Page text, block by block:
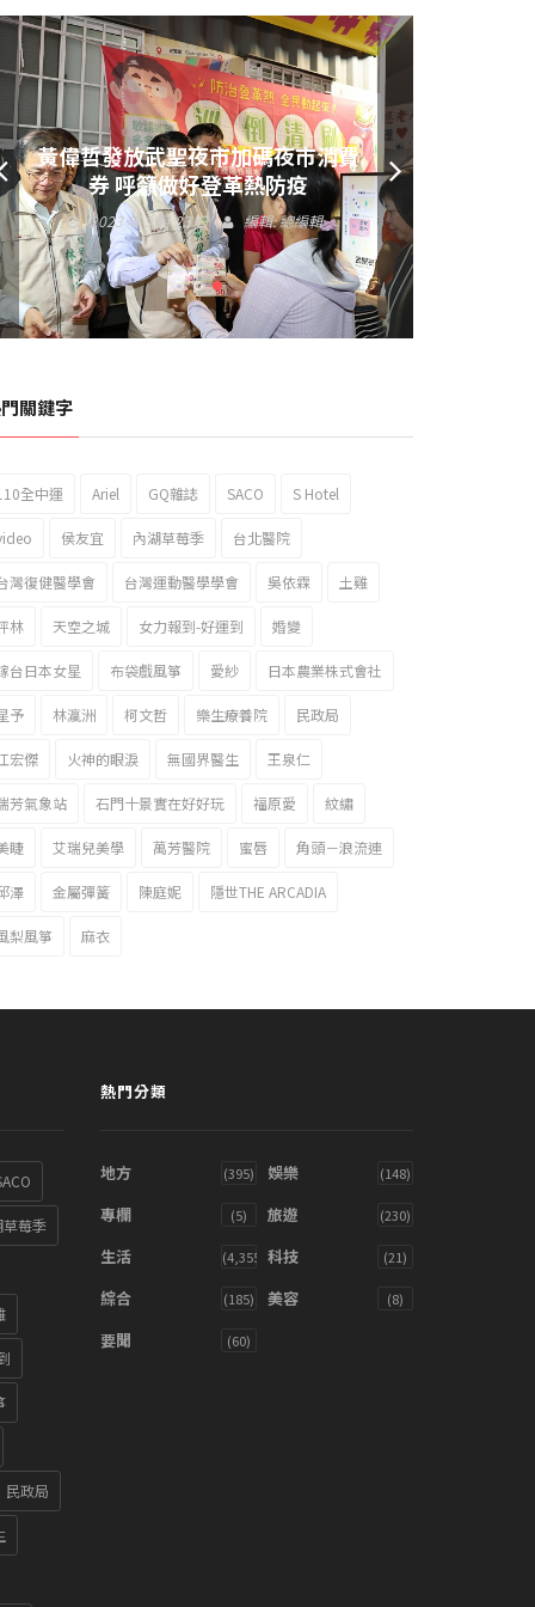
黃偉哲發放武聖夜市加碼夜市消費
券 呼籲做好登革熱防疫
2023 年 9 月 23 日 編輯:總編輯
關鍵字
全中運 Ariel GQ雜誌 SACO S Hotel
侯友宜 內湖草莓季 台北醫院
灣復健醫學會 台灣運動醫學學會 吳依霖 土雞
林 天空之城 女力報到-好運到 婚變
台日本女星 布袋戲風箏 愛紗 日本農業株式會社
予 林瀛洲 柯文哲 樂生療養院 民政局
宏傑 火神的眼淚 無國界醫生 王泉仁
芳氣象站 石門十景實在好好玩 福原愛 紋繡
睫 艾瑞兒美學 萬芳醫院 蜜唇 角頭－浪流連
澤 金屬彈簧 陳庭妮 隱世THE ARCADIA
梨風箏 麻衣
草莓季
民政局
熱門分類
地方 (395) 娛樂 (148)
專欄 (5) 旅遊 (230)
生活 (4,355) 科技 (21)
綜合 (185) 美容 (8)
要聞 (60)